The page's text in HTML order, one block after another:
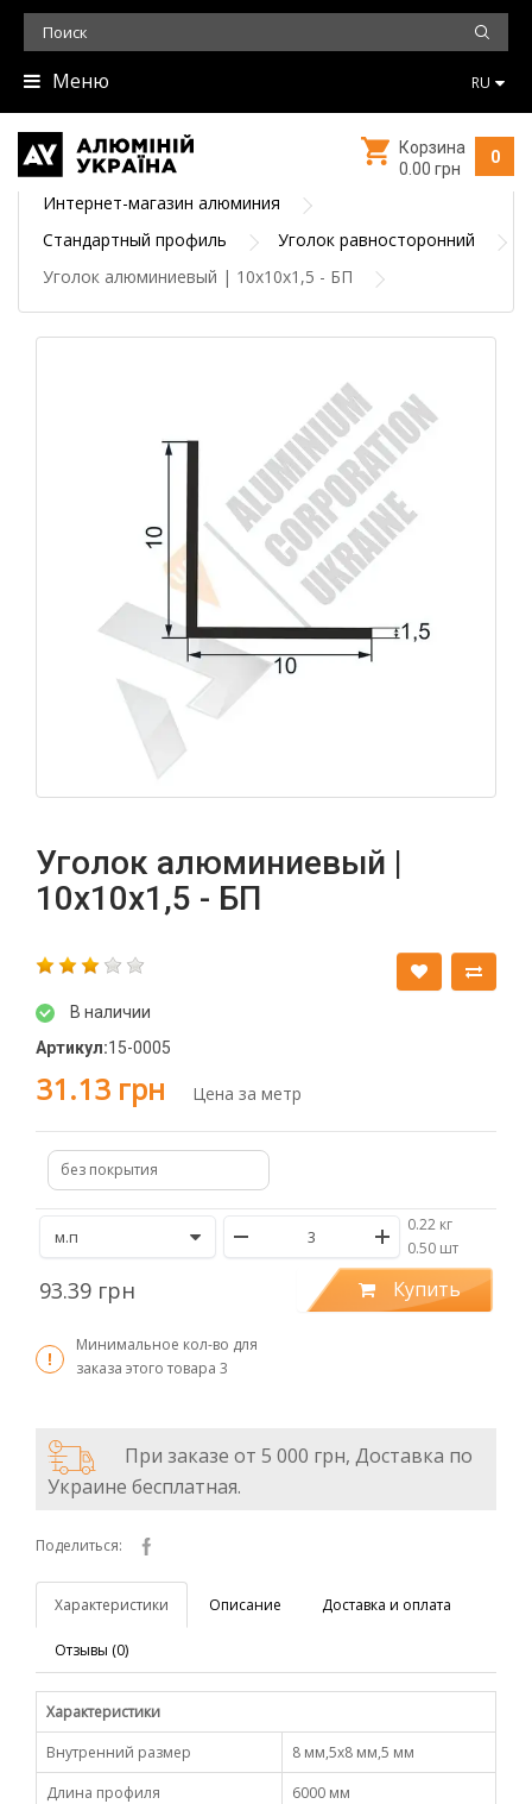
Меню RU
0
Корзина
0.00 грн
Интернет-магазин алюминия
Стандартный профиль
Уголок равносторонний
Уголок алюминиевый | 10х10х1,5 - БП
Уголок алюминиевый |
10х10х1,5 - БП
В наличии
Артикул:15-0005
31.13 грн Цена за метр
без покрытия
0.22 кг
/0.50 шт
93.39 грн Купить
Минимальное кол-во для
заказа этого товара 3
При заказе от 5 000 грн, Доставка по
Украине бесплатная.
Поделиться:
Характеристики Описание Доставка и оплата
Отзывы (0)
Характеристики
Внутренний размер
8 мм,5х8 мм,5 мм
Длина профиля
6000 мм